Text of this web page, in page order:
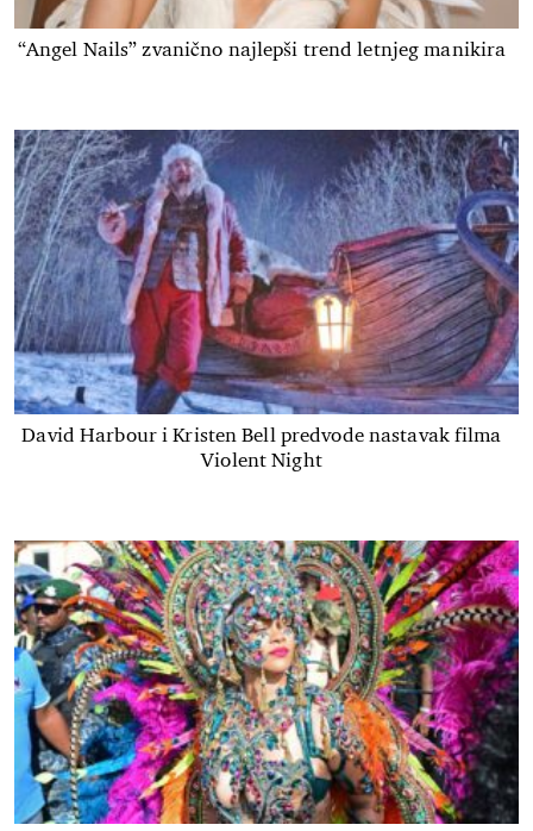
“Angel Nails” zvanično najlepši trend letnjeg manikira
David Harbour i Kristen Bell predvode nastavak filma
Violent Night